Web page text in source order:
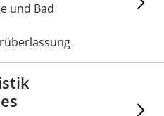
und Bad